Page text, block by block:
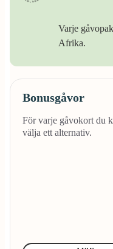
Varje
Afrika.
Bonusgåvor
För varje gåvokort du
välja ett alternativ.